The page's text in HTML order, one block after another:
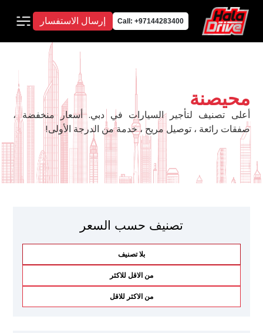
Call: +97144283400 إرسال الاستفسار
محيصنة
أعلى تصنيف لتأجير السيارات في دبي. أسعار منخفضة ،
صفقات رائعة ، توصيل مريح ، خدمة من الدرجة الأولى!
تصنيف حسب السعر
بلا تصنيف
من الاقل للاكثر
من الاكثر للاقل